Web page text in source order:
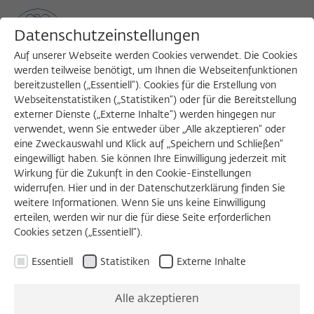
MENU
Search
Datenschutzeinstellungen
Auf unserer Webseite werden Cookies verwendet. Die Cookies
werden teilweise benötigt, um Ihnen die Webseitenfunktionen
bereitzustellen („Essentiell“). Cookies für die Erstellung von
Webseitenstatistiken („Statistiken“) oder für die Bereitstellung
externer Dienste („Externe Inhalte“) werden hingegen nur
verwendet, wenn Sie entweder über „Alle akzeptieren“ oder
eine Zweckauswahl und Klick auf „Speichern und Schließen“
eingewilligt haben. Sie können Ihre Einwilligung jederzeit mit
Wirkung für die Zukunft in den Cookie-Einstellungen
widerrufen. Hier und in der Datenschutzerklärung finden Sie
weitere Informationen. Wenn Sie uns keine Einwilligung
erteilen, werden wir nur die für diese Seite erforderlichen
Cookies setzen („Essentiell“).
Essentiell Statistiken Externe Inhalte
Alle akzeptieren